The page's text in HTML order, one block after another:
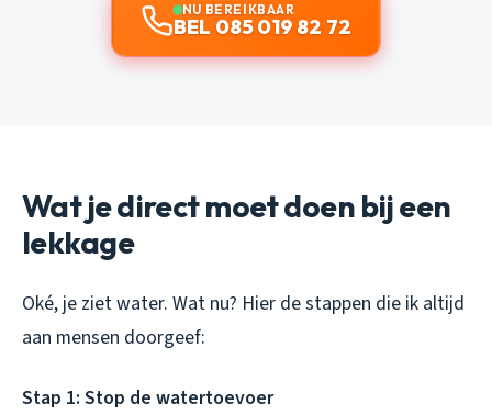
NU BEREIKBAAR
BEL 085 019 82 72
Wat je direct moet doen bij een
lekkage
Oké, je ziet water. Wat nu? Hier de stappen die ik altijd
aan mensen doorgeef:
Stap 1: Stop de watertoevoer